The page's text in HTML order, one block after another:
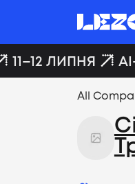
11–12 ЛИПНЯ AI-
All